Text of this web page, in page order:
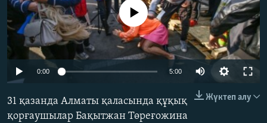
Басқа тілдерде
No media source currently available
0:00 5:00
Жүктеп алу
31 қазанда Алматы қаласында құқық
қорғаушылар Бақытжан Төреғожина